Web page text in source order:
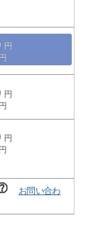
お問い合わ